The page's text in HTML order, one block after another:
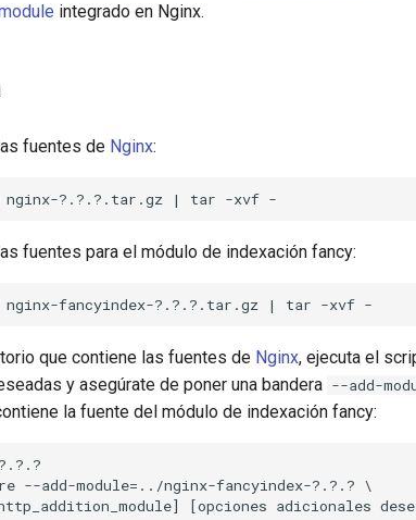
integrado en Nginx.
fuentes de Nginx:
fuentes para el módulo de indexación fancy:
que contiene las fuentes de Nginx, ejecuta el
y asegúrate de poner una bandera --add-
la fuente del módulo de indexación fancy:
--add-module=../nginx-fancyindex-?.?.? \